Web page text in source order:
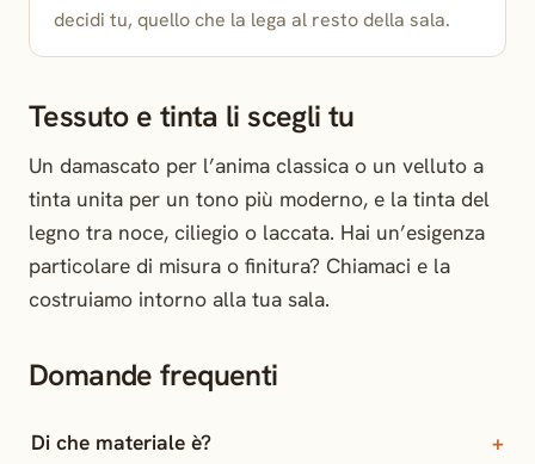
decidi tu, quello che la lega al resto della sala.
Tessuto e tinta li scegli tu
Un damascato per l’anima classica o un velluto a
tinta unita per un tono più moderno, e la tinta del
legno tra noce, ciliegio o laccata. Hai un’esigenza
particolare di misura o finitura? Chiamaci e la
costruiamo intorno alla tua sala.
Domande frequenti
Di che materiale è?